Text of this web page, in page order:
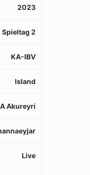
2023
Spieltag 2
KA-IBV
Island
Akureyri
Live